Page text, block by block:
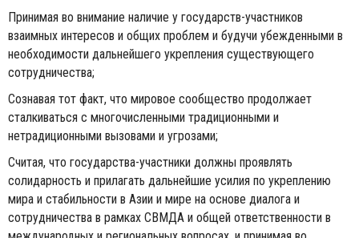
Принимая во внимание наличие у государств-участников
взаимных интересов и общих проблем и будучи убежденными в
необходимости дальнейшего укрепления существующего
сотрудничества;
Сознавая тот факт, что мировое сообщество продолжает
сталкиваться с многочисленными традиционными и
нетрадиционными вызовами и угрозами;
Считая, что государства-участники должны проявлять
солидарность и прилагать дальнейшие усилия по укреплению
мира и стабильности в Азии и мире на основе диалога и
сотрудничества в рамках СВМДА и общей ответственности в